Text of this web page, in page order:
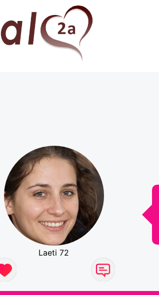
Laeti 72